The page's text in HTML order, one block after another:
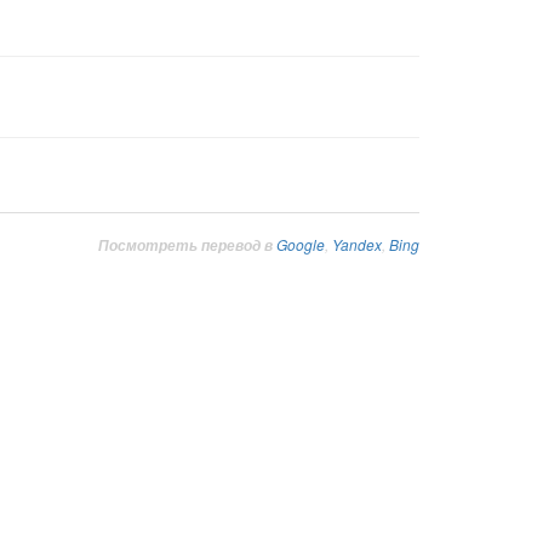
Посмотреть перевод вGoogle Yandex Bing